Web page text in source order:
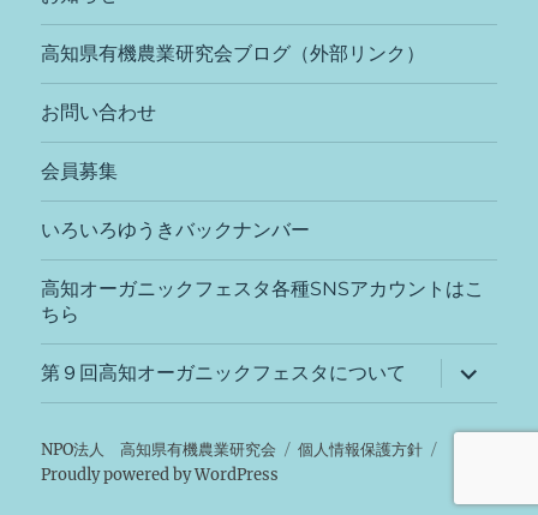
ー
開
高知県有機農業研究会ブログ（外部リンク）
お問い合わせ
会員募集
いろいろゆうきバックナンバー
高知オーガニックフェスタ各種SNSアカウントはこ
ちら
第９回高知オーガニックフェスタについて
サ
ブ
メ
展
NPO法人 高知県有機農業研究会
個人情報保護方針
Proudly powered by WordPress